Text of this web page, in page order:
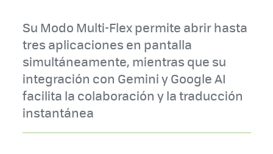
Su Modo Multi-Flex permite abrir hasta
tres aplicaciones en pantalla
simultáneamente, mientras que su
integración con Gemini y Google AI
facilita la colaboración y la traducción
instantánea